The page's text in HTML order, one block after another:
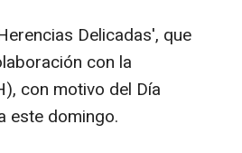
Delicadas', que
con la
con motivo del Día
este domingo.